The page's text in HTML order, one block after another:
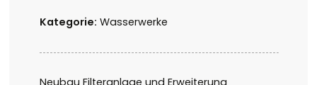
Kategorie: Wasserwerke